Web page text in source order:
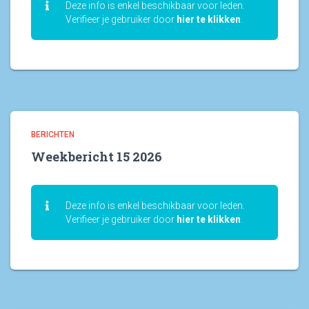
Deze info is enkel beschikbaar voor leden.
Verifieer je gebruiker door hier te klikken
BERICHTEN
Weekbericht 15 2026
Deze info is enkel beschikbaar voor leden.
Verifieer je gebruiker door hier te klikken